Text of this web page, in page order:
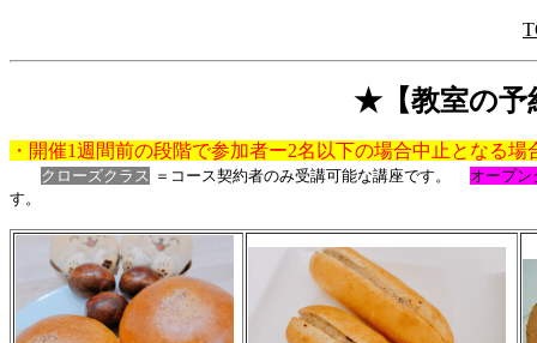
★【教室の予
・開催1週間前の段階で参加者ー2名以下の場合中止となる場
クローズクラス ＝コース契約者のみ受講可能な講座です。 オープン
す。